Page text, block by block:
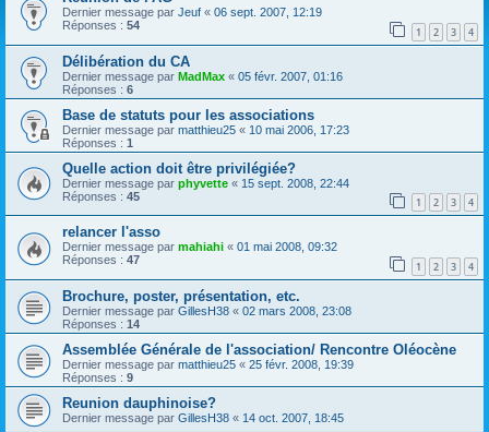
Dernier message par Jeuf « 06 sept. 2007, 12:19
Réponses : 54 1 2 3 4
Délibération du CA
Dernier message par MadMax « 05 févr. 2007, 01:16
Réponses : 6
Base de statuts pour les associations
Dernier message par matthieu25 « 10 mai 2006, 17:23
Réponses : 1
Quelle action doit être privilégiée?
Dernier message par phyvette « 15 sept. 2008, 22:44
Réponses : 45 1 2 3 4
relancer l'asso
Dernier message par mahiahi « 01 mai 2008, 09:32
Réponses : 47 1 2 3 4
Brochure, poster, présentation, etc.
Dernier message par GillesH38 « 02 mars 2008, 23:08
Réponses : 14
Assemblée Générale de l'association/ Rencontre Oléocène
Dernier message par matthieu25 « 25 févr. 2008, 19:39
Réponses : 9
Reunion dauphinoise?
Dernier message par GillesH38 « 14 oct. 2007, 18:45